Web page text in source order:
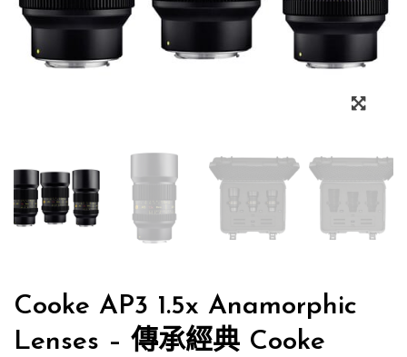
Cooke AP3 1.5x Anamorphic
Lenses – 傳承經典 Cooke